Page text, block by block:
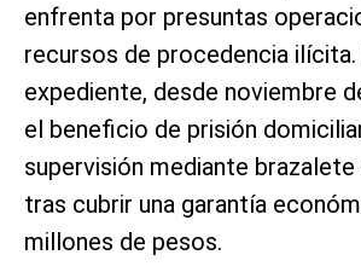
enfrenta por presuntas
recursos de procedencia ilícita.
expediente, desde noviembre
el beneficio de prisión
supervisión mediante
tras cubrir una garantía
millones de pesos.